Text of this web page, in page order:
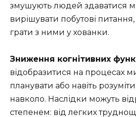
змушують людей здаватися
вирішувати побутові
грати з ними у хованки.
Зниження когнітивних
відобразитися на процесах
планувати або навіть
навколо. Наслідки можуть
степенем: від легких